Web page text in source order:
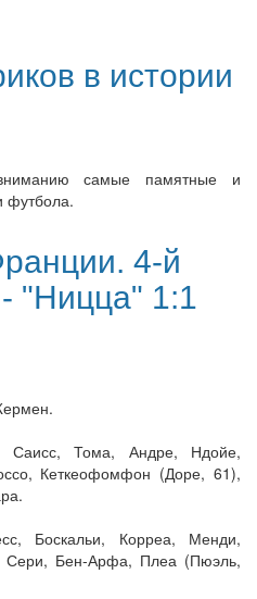
в истории
самые памятные и
футбола.
4-й
"Ницца" 1:1
Саисс, Тома, Андре, Ндойе,
Кеткеофомфон (Доре, 61),
Боскальи, Корреа, Менди,
Сери, Бен-Арфа, Плеа (Пюэль,